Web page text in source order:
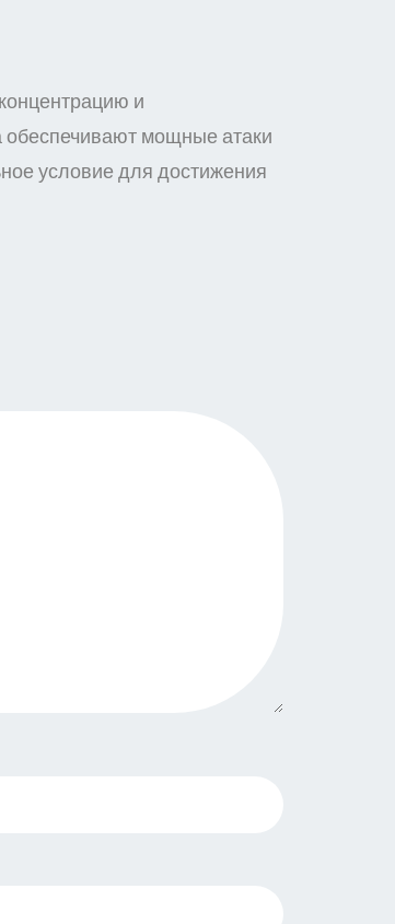
и
обеспечивают мощные атаки
условие для достижения